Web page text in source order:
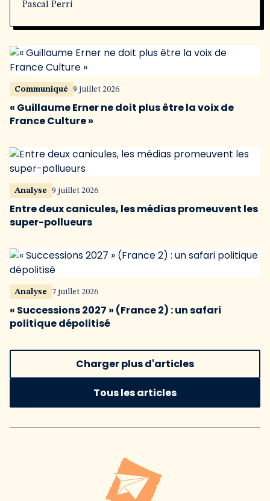
Pascal Perri
Communiqué 9 juillet 2026
« Guillaume Erner ne doit plus être la voix de
France Culture »
Analyse 9 juillet 2026
Entre deux canicules, les médias promeuvent les
super-pollueurs
Analyse 7 juillet 2026
« Successions 2027 » (France 2) : un safari
politique dépolitisé
Charger plus d'articles
Tous les articles